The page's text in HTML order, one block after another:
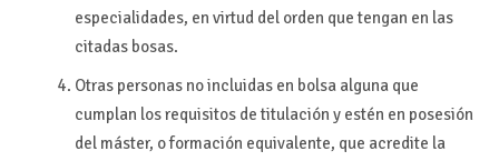
especialidades, en virtud del orden que tengan en las
citadas bosas.
Otras personas no incluidas en bolsa alguna que
cumplan los requisitos de titulación y estén en posesión
del máster, o formación equivalente, que acredite la